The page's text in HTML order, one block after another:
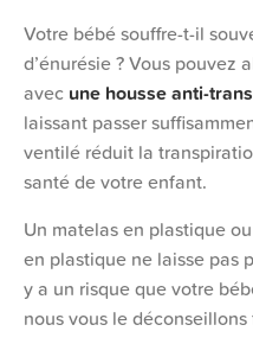
Votre bébé souffre-t-il
d’énurésie ? Vous pouvez
avec une housse anti-
laissant passer
ventilé réduit la
santé de votre enfant.
Un matelas en plastique
en plastique ne laisse pas
y a un risque que votre
nous vous le